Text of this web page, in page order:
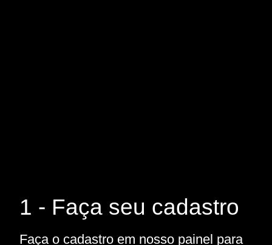
1 - Faça seu cadastro
Faça o cadastro em nosso painel para